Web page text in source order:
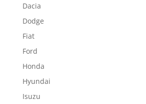
Dacia
Dodge
Fiat
Ford
Honda
Hyundai
Isuzu